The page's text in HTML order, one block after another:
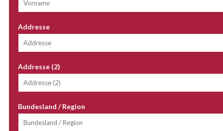
Addresse
Addresse (2)
Bundesland / Region